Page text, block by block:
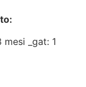
mesi _gat: 1